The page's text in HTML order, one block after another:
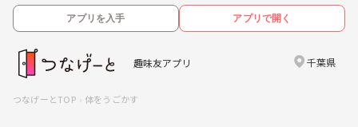
アプリを入手 アプリで開く
趣味友アプリ 千葉県
つなげーとTOP 体をうごかす